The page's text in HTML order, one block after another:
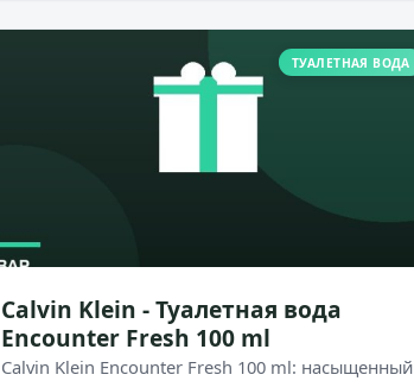
ТУАЛЕТНАЯ ВОДА
Calvin Klein - Туалетная вода
Encounter Fresh 100 ml
Calvin Klein Encounter Fresh 100 ml: насыщенный